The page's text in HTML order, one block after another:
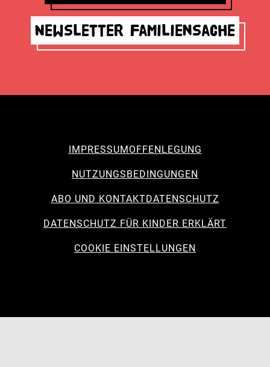
Newsletter Familiensache
IMPRESSUM OFFENLEGUNG
NUTZUNGSBEDINGUNGEN
ABO UND KONTAKTDATENSCHUTZ
DATENSCHUTZ FÜR KINDER ERKLÄRT
COOKIE EINSTELLUNGEN